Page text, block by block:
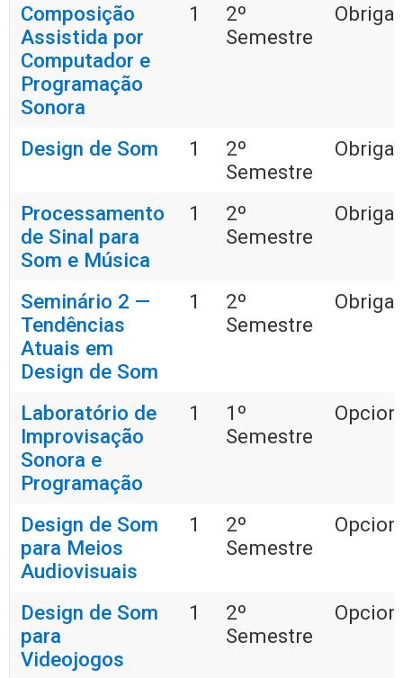
Composição
Assistida por
Computador e
Programação
Sonora
1
2º
Semestre
Design de Som 1
2º
Semestre
Processamento
de Sinal para
Som e Música
1
2º
Semestre
Seminário 2 —
Tendências
Atuais em
Design de Som
1
2º
Semestre
Laboratório de
Improvisação
Sonora e
Programação
1
1º
Semestre
Design de Som
para Meios
Audiovisuais
1
2º
Semestre
Design de Som
para
Videojogos
1
2º
Semestre